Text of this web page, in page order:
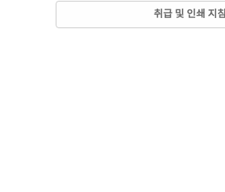
취급 및 인쇄 지침